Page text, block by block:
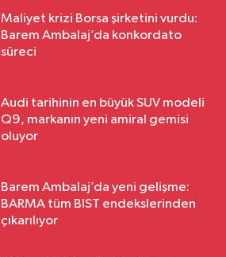
Maliyet krizi Borsa şirketini vurdu:
Barem Ambalaj’da konkordato
süreci
Audi tarihinin en büyük SUV modeli
Q9, markanın yeni amiral gemisi
oluyor
Barem Ambalaj’da yeni gelişme:
BARMA tüm BIST endekslerinden
çıkarılıyor